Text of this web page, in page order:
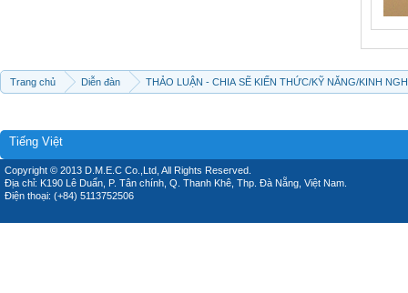
Trang chủ Diễn đàn THẢO LUẬN - CHIA SẼ KIẾN THỨC/KỸ NĂNG/KINH
Tiếng Việt
Copyright © 2013 D.M.E.C Co.,Ltd, All Rights Reserved.
Địa chỉ: K190 Lê Duẩn, P. Tân chính, Q. Thanh Khê, Thp. Đà Nẵng, Việt Nam.
Điện thoại: (+84) 5113752506